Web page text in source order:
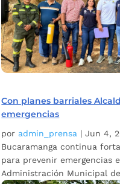
Con planes barriales
emergencias
por admin_prensa |Jun 4,
Bucaramanga continua
para prevenir emergencias
Administración Municipal